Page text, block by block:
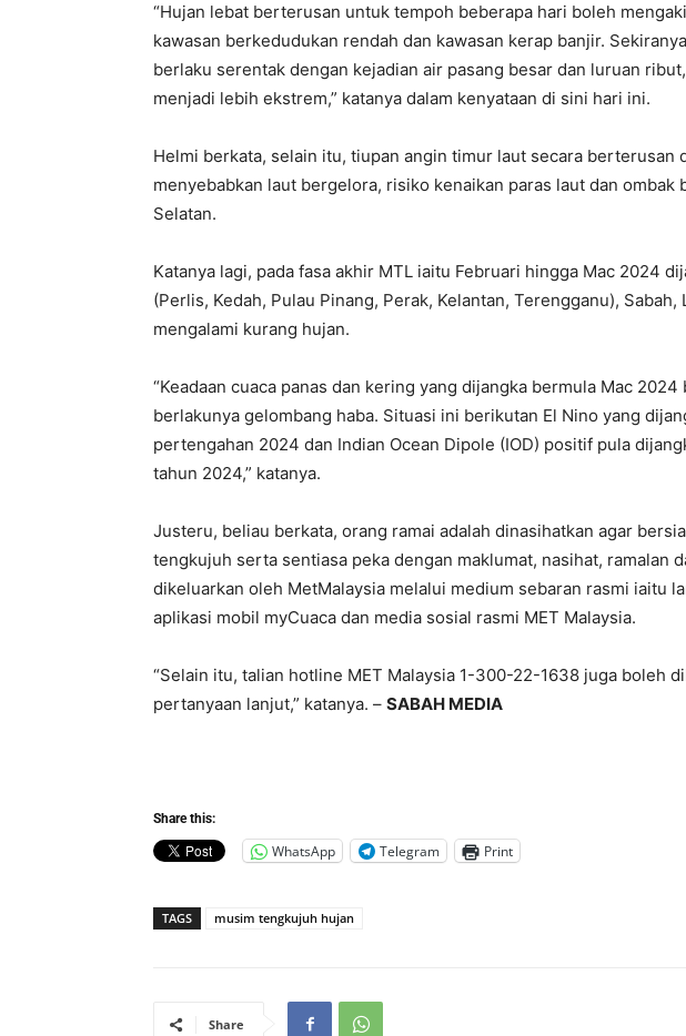
“Hujan lebat berterusan untuk tempoh beberapa hari boleh
kawasan berkedudukan rendah dan kawasan kerap banjir.
berlaku serentak dengan kejadian air pasang besar dan luruan
menjadi lebih ekstrem,” katanya dalam kenyataan di sini hari ini.
Helmi berkata, selain itu, tiupan angin timur laut secara berterusan
menyebabkan laut bergelora, risiko kenaikan paras laut dan ombak
Selatan.
Katanya lagi, pada fasa akhir MTL iaitu Februari hingga Mac 2024
(Perlis, Kedah, Pulau Pinang, Perak, Kelantan, Terengganu), Sabah,
mengalami kurang hujan.
“Keadaan cuaca panas dan kering yang dijangka bermula Mac
berlakunya gelombang haba. Situasi ini berikutan El Nino yang
pertengahan 2024 dan Indian Ocean Dipole (IOD) positif pula
tahun 2024,” katanya.
Justeru, beliau berkata, orang ramai adalah dinasihatkan agar
tengkujuh serta sentiasa peka dengan maklumat, nasihat, ramalan
dikeluarkan oleh MetMalaysia melalui medium sebaran rasmi iaitu
aplikasi mobil myCuaca dan media sosial rasmi MET Malaysia.
“Selain itu, talian hotline MET Malaysia 1-300-22-1638 juga boleh
pertanyaan lanjut,” katanya. – SABAH MEDIA
Share this:
WhatsApp Telegram Print
TAGS musim tengkujuh hujan
Share